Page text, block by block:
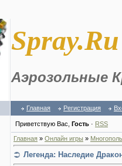
Spray.Ru
Аэрозольные
Главная Регистрация
Приветствую Вас Гость · RSS
Главная » Онлайн игры »
Легенда: Наследие